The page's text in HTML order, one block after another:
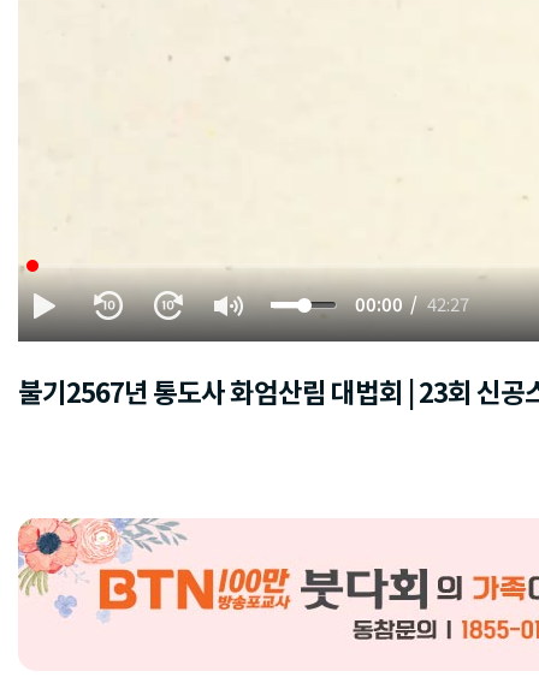
00:00 42:27
불기2567년 통도사 화엄산림 대법회 | 23회 신